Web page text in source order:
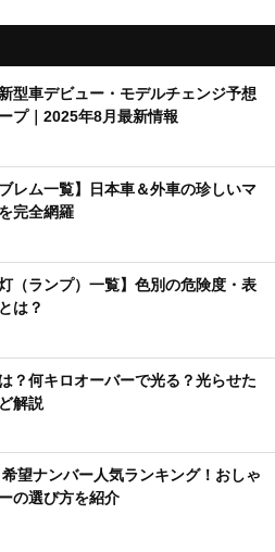
新型車デビュー・モデルチェンジ予想
プ｜2025年8月最新情報
ブレム一覧】日本車＆外車の珍しいマ
完全網羅
灯（ランプ）一覧】色別の危険度・表
は？
？何キロオーバーで光る？光らせた
解説
希望ナンバー人気ランキング！おしゃ
の選び方を紹介